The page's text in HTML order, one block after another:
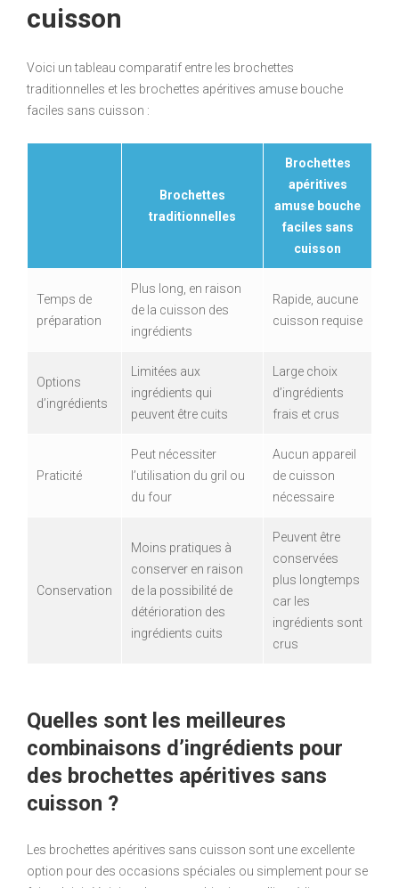
cuisson
Voici un tableau comparatif entre les brochettes
traditionnelles et les brochettes apéritives amuse bouche
faciles sans cuisson :
Brochettes
traditionnelles
Brochettes
apéritives
amuse bouche
faciles sans
cuisson
Temps de
préparation
Plus long, en raison
de la cuisson des
ingrédients
Rapide, aucune
cuisson requise
Options
d’ingrédients
Limitées aux
ingrédients qui
peuvent être cuits
Large choix
d’ingrédients
frais et crus
Praticité
Peut nécessiter
l’utilisation du gril ou
du four
Aucun appareil
de cuisson
nécessaire
Conservation
Moins pratiques à
conserver en raison
de la possibilité de
détérioration des
ingrédients cuits
Peuvent être
conservées
plus longtemps
car les
ingrédients sont
crus
Quelles sont les meilleures
combinaisons d’ingrédients pour
des brochettes apéritives sans
cuisson ?
Les brochettes apéritives sans cuisson sont une excellente
option pour des occasions spéciales ou simplement pour se